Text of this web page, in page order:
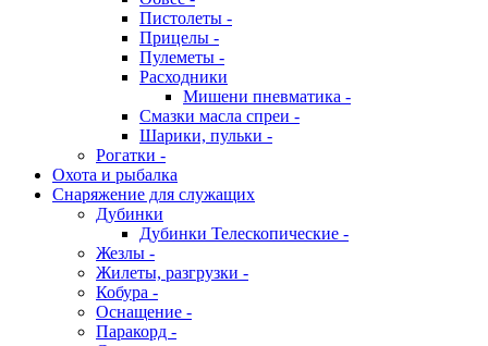
Пистолеты -
Прицелы -
Пулеметы -
Расходники
Мишени пневматика -
Смазки масла спреи -
Шарики, пульки -
Рогатки -
Охота и рыбалка
Снаряжение для служащих
Дубинки
Дубинки Телескопические -
Жезлы -
Жилеты, разгрузки -
Кобура -
Оснащение -
Паракорд -